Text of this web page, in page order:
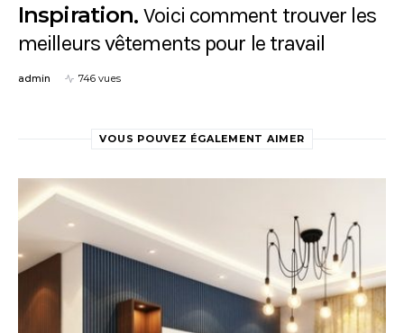
Inspiration Voici comment trouver les
meilleurs vêtements pour le travail
admin 746 vues
VOUS POUVEZ ÉGALEMENT AIMER